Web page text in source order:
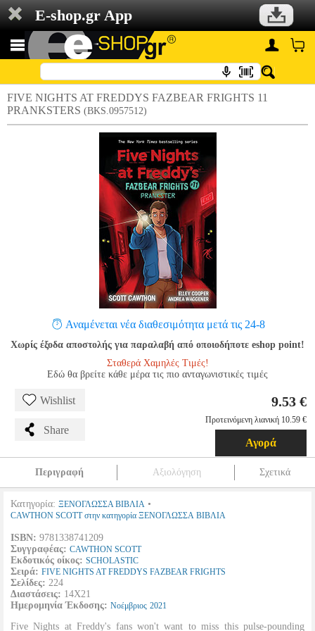
E-shop.gr App
FIVE NIGHTS AT FREDDYS FAZBEAR FRIGHTS 11
PRANKSTERS (BKS.0957512)
Αναμένεται νέα διαθεσιμότητα μετά τις 24-8
Χωρίς έξοδα αποστολής για παραλαβή από οποιοδήποτε eshop point!
Σταθερά Χαμηλές Τιμές!
Εδώ θα βρείτε κάθε μέρα τις πιο ανταγωνιστικές τιμές
Wishlist
Share
9.53 €
Προτεινόμενη λιανική 10.59 €
Αγορά
Περιγραφή Αξιολόγηση Σχετικά
Κατηγορία: ΞΕΝΟΓΛΩΣΣΑ ΒΙΒΛΙΑ •
CAWTHON SCOTT στην κατηγορία ΞΕΝΟΓΛΩΣΣΑ ΒΙΒΛΙΑ
ISBN: 9781338741209
Συγγραφέας: CAWTHON SCOTT
Εκδοτικός οίκος: SCHOLASTIC
Σειρά: FIVE NIGHTS AT FREDDYS FAZBEAR FRIGHTS
Σελίδες: 224
Διαστάσεις: 14Χ21
Ημερομηνία Έκδοσης: Νοέμβριος 2021
Five Nights at Freddy's fans won't want to miss this pulse-pounding